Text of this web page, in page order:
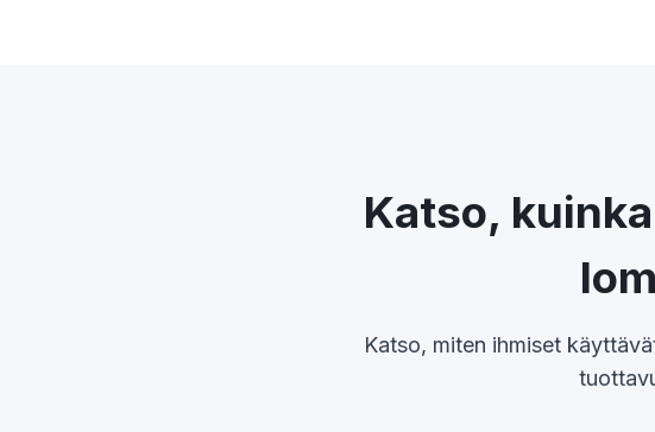
Katso,
Katso, miten ihmiset